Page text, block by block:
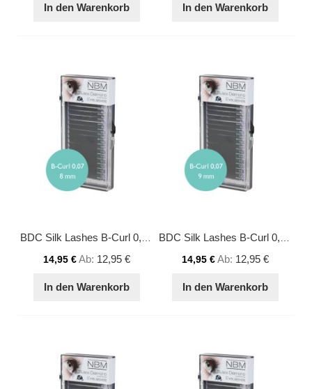
In den Warenkorb In den Warenkorb
14,95 €Ab 12,95 €
In den Warenkorb
14,95 €Ab 12,95 €
In den Warenkorb